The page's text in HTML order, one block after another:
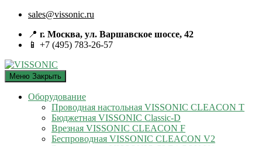
sales@vissonic.ru
📍 г. Москва, ул. Варшавское шоссе, 42
📱 +7 (495) 783-26-57
Меню Закрыть
Оборудование
Проводная настольная VISSONIC CLEACON T
Бюджетная VISSONIC Classic-D
Врезная VISSONIC CLEACON F
Беспроводная VISSONIC CLEACON V2